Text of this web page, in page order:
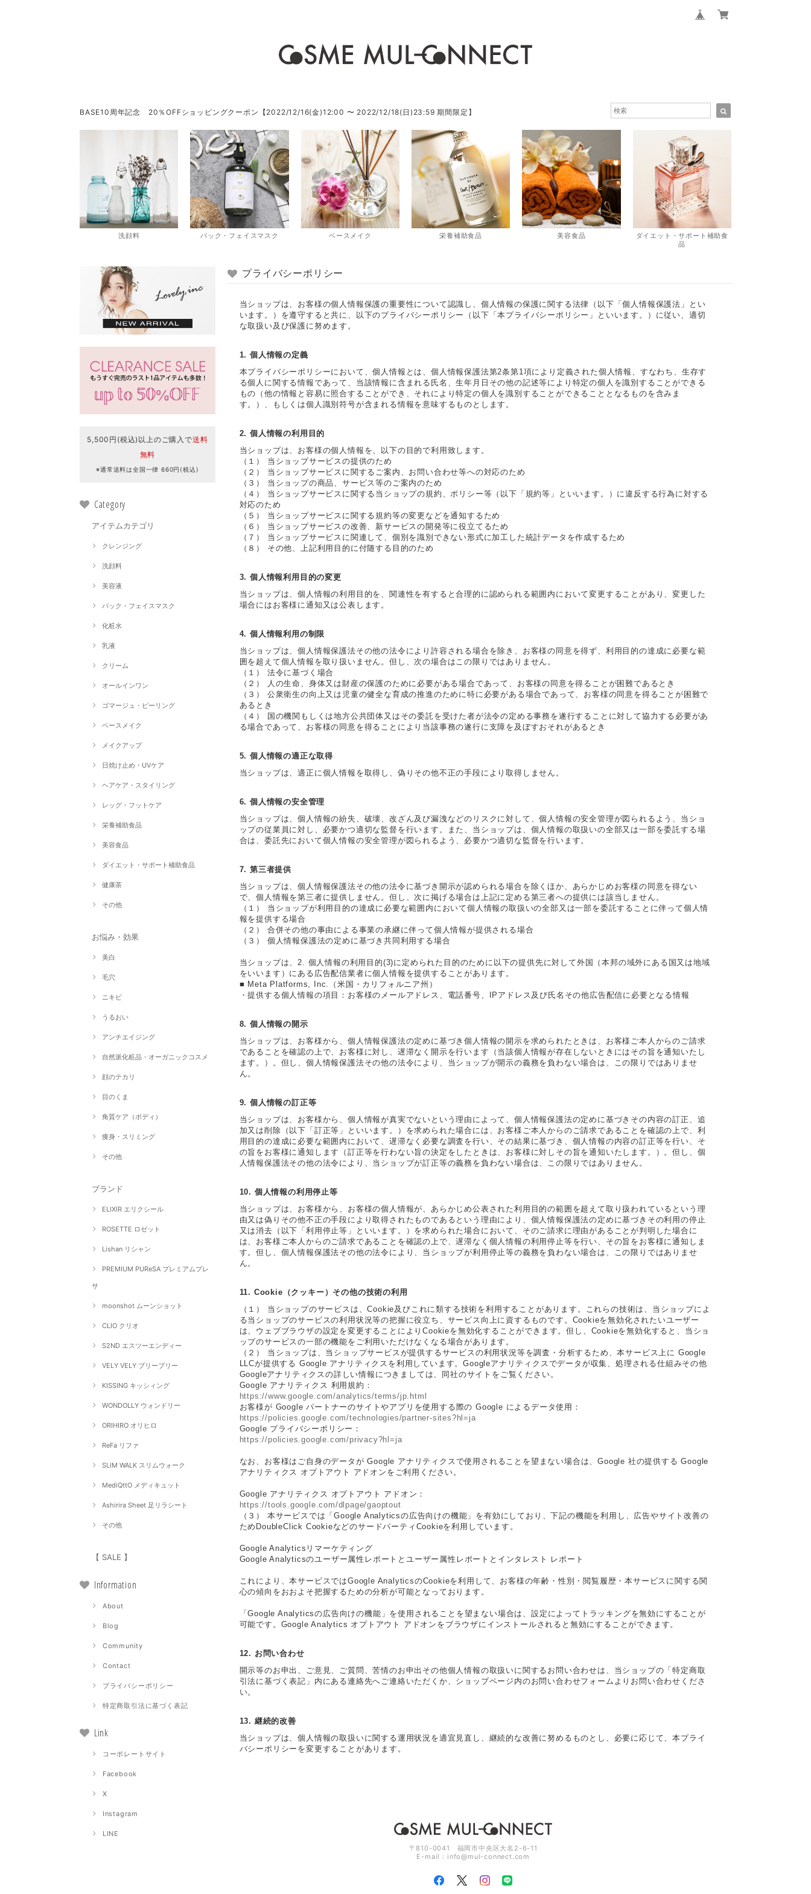
BASE10周年記念 20％OFFショッピングクーポン【2022/12/16(金)12:00 〜 2022/12/18(日)23:59 期間限定】
洗顔料 パック・フェイスマスク ベースメイク 栄養補助食品 美容食品
ダイエット・サポート補助食
品
5,500円(税込)以上のご購入で送料
無料
※通常送料は全国一律 660円(税込)
Category
アイテムカテゴリ
クレンジング
洗顔料
美容液
パック・フェイスマスク
化粧水
乳液
クリーム
オールインワン
ゴマージュ・ピーリング
ベースメイク
メイクアップ
日焼け止め・UVケア
ヘアケア・スタイリング
レッグ・フットケア
栄養補助食品
美容食品
ダイエット・サポート補助食品
健康茶
その他
お悩み・効果
美白
毛穴
ニキビ
うるおい
アンチエイジング
自然派化粧品・オーガニックコスメ
顔のテカリ
目のくま
角質ケア（ボディ）
痩身・スリミング
その他
ブランド
ELIXIR エリクシール
ROSETTE ロゼット
Lishan リシャン
PREMIUM PUReSA プレミアムプレ
サ
moonshot ムーンショット
CLIO クリオ
S2ND エスツーエンディー
VELY VELY ブリーブリー
KISSING キッシィング
WONDOLLY ウォンドリー
ORIHIRO オリヒロ
ReFa リファ
SLIM WALK スリムウォーク
MediQttO メディキュット
Ashirira Sheet 足リラシート
その他
【 SALE 】
Information
About
Blog
Community
Contact
プライバシーポリシー
特定商取引法に基づく表記
Link
コーポレートサイト
Facebook
X
Instagram
LINE
プライバシーポリシー
当ショップは、お客様の個人情報保護の重要性について認識し、個人情報の保護に関する法律（以下「個人情報保護法」とい
います。）を遵守すると共に、以下のプライバシーポリシー（以下「本プライバシーポリシー」といいます。）に従い、適切
な取扱い及び保護に努めます。
1. 個人情報の定義
本プライバシーポリシーにおいて、個人情報とは、個人情報保護法第2条第1項により定義された個人情報、すなわち、生存す
る個人に関する情報であって、当該情報に含まれる氏名、生年月日その他の記述等により特定の個人を識別することができる
もの（他の情報と容易に照合することができ、それにより特定の個人を識別することができることとなるものを含みま
す。）、もしくは個人識別符号が含まれる情報を意味するものとします。
2. 個人情報の利用目的
当ショップは、お客様の個人情報を、以下の目的で利用致します。
（１） 当ショップサービスの提供のため
（２） 当ショップサービスに関するご案内、お問い合わせ等への対応のため
（３） 当ショップの商品、サービス等のご案内のため
（４） 当ショップサービスに関する当ショップの規約、ポリシー等（以下「規約等」といいます。）に違反する行為に対する
対応のため
（５） 当ショップサービスに関する規約等の変更などを通知するため
（６） 当ショップサービスの改善、新サービスの開発等に役立てるため
（７） 当ショップサービスに関連して、個別を識別できない形式に加工した統計データを作成するため
（８） その他、上記利用目的に付随する目的のため
3. 個人情報利用目的の変更
当ショップは、個人情報の利用目的を、関連性を有すると合理的に認められる範囲内において変更することがあり、変更した
場合にはお客様に通知又は公表します。
4. 個人情報利用の制限
当ショップは、個人情報保護法その他の法令により許容される場合を除き、お客様の同意を得ず、利用目的の達成に必要な範
囲を超えて個人情報を取り扱いません。但し、次の場合はこの限りではありません。
（１） 法令に基づく場合
（２） 人の生命、身体又は財産の保護のために必要がある場合であって、お客様の同意を得ることが困難であるとき
（３） 公衆衛生の向上又は児童の健全な育成の推進のために特に必要がある場合であって、お客様の同意を得ることが困難で
あるとき
（４） 国の機関もしくは地方公共団体又はその委託を受けた者が法令の定める事務を遂行することに対して協力する必要があ
る場合であって、お客様の同意を得ることにより当該事務の遂行に支障を及ぼすおそれがあるとき
5. 個人情報の適正な取得
当ショップは、適正に個人情報を取得し、偽りその他不正の手段により取得しません。
6. 個人情報の安全管理
当ショップは、個人情報の紛失、破壊、改ざん及び漏洩などのリスクに対して、個人情報の安全管理が図られるよう、当ショ
ップの従業員に対し、必要かつ適切な監督を行います。また、当ショップは、個人情報の取扱いの全部又は一部を委託する場
合は、委託先において個人情報の安全管理が図られるよう、必要かつ適切な監督を行います。
7. 第三者提供
当ショップは、個人情報保護法その他の法令に基づき開示が認められる場合を除くほか、あらかじめお客様の同意を得ない
で、個人情報を第三者に提供しません。但し、次に掲げる場合は上記に定める第三者への提供には該当しません。
（１） 当ショップが利用目的の達成に必要な範囲内において個人情報の取扱いの全部又は一部を委託することに伴って個人情
報を提供する場合
（２） 合併その他の事由による事業の承継に伴って個人情報が提供される場合
（３） 個人情報保護法の定めに基づき共同利用する場合
当ショップは、2. 個人情報の利用目的(3)に定められた目的のために以下の提供先に対して外国（本邦の域外にある国又は地域
をいいます）にある広告配信業者に個人情報を提供することがあります。
■ Meta Platforms, Inc.（米国・カリフォルニア州）
・提供する個人情報の項目：お客様のメールアドレス、電話番号、IPアドレス及び氏名その他広告配信に必要となる情報
8. 個人情報の開示
当ショップは、お客様から、個人情報保護法の定めに基づき個人情報の開示を求められたときは、お客様ご本人からのご請求
であることを確認の上で、お客様に対し、遅滞なく開示を行います（当該個人情報が存在しないときにはその旨を通知いたし
ます。）。但し、個人情報保護法その他の法令により、当ショップが開示の義務を負わない場合は、この限りではありませ
ん。
9. 個人情報の訂正等
当ショップは、お客様から、個人情報が真実でないという理由によって、個人情報保護法の定めに基づきその内容の訂正、追
加又は削除（以下「訂正等」といいます。）を求められた場合には、お客様ご本人からのご請求であることを確認の上で、利
用目的の達成に必要な範囲内において、遅滞なく必要な調査を行い、その結果に基づき、個人情報の内容の訂正等を行い、そ
の旨をお客様に通知します（訂正等を行わない旨の決定をしたときは、お客様に対しその旨を通知いたします。）。但し、個
人情報保護法その他の法令により、当ショップが訂正等の義務を負わない場合は、この限りではありません。
10. 個人情報の利用停止等
当ショップは、お客様から、お客様の個人情報が、あらかじめ公表された利用目的の範囲を超えて取り扱われているという理
由又は偽りその他不正の手段により取得されたものであるという理由により、個人情報保護法の定めに基づきその利用の停止
又は消去（以下「利用停止等」といいます。）を求められた場合において、そのご請求に理由があることが判明した場合に
は、お客様ご本人からのご請求であることを確認の上で、遅滞なく個人情報の利用停止等を行い、その旨をお客様に通知しま
す。但し、個人情報保護法その他の法令により、当ショップが利用停止等の義務を負わない場合は、この限りではありませ
ん。
11. Cookie（クッキー）その他の技術の利用
（１） 当ショップのサービスは、Cookie及びこれに類する技術を利用することがあります。これらの技術は、当ショップによ
る当ショップのサービスの利用状況等の把握に役立ち、サービス向上に資するものです。Cookieを無効化されたいユーザー
は、ウェブブラウザの設定を変更することによりCookieを無効化することができます。但し、Cookieを無効化すると、当ショ
ップのサービスの一部の機能をご利用いただけなくなる場合があります。
（２） 当ショップは、当ショップサービスが提供するサービスの利用状況等を調査・分析するため、本サービス上に Google
LLCが提供する Google アナリティクスを利用しています。Googleアナリティクスでデータが収集、処理される仕組みその他
Googleアナリティクスの詳しい情報につきましては、同社のサイトをご覧ください。
Google アナリティクス 利用規約：
https://www.google.com/analytics/terms/jp.html
お客様が Google パートナーのサイトやアプリを使用する際の Google によるデータ使用：
https://policies.google.com/technologies/partner-sites?hl=ja
Google プライバシーポリシー：
https://policies.google.com/privacy?hl=ja
なお、お客様はご自身のデータが Google アナリティクスで使用されることを望まない場合は、Google 社の提供する Google
アナリティクス オプトアウト アドオンをご利用ください。
Google アナリティクス オプトアウト アドオン：
https://tools.google.com/dlpage/gaoptout
（３） 本サービスでは「Google Analyticsの広告向けの機能」を有効にしており、下記の機能を利用し、広告やサイト改善の
ためDoubleClick CookieなどのサードパーティCookieを利用しています。
Google Analyticsリマーケティング
Google Analyticsのユーザー属性レポートとユーザー属性レポートとインタレスト レポート
これにより、本サービスではGoogle AnalyticsのCookieを利用して、お客様の年齢・性別・閲覧履歴・本サービスに関する関
心の傾向をおおよそ把握するための分析が可能となっております。
「Google Analyticsの広告向けの機能」を使用されることを望まない場合は、設定によってトラッキングを無効にすることが
可能です。Google Analytics オプトアウト アドオンをブラウザにインストールされると無効にすることができます。
12. お問い合わせ
開示等のお申出、ご意見、ご質問、苦情のお申出その他個人情報の取扱いに関するお問い合わせは、当ショップの「特定商取
引法に基づく表記」内にある連絡先へご連絡いただくか、ショップページ内のお問い合わせフォームよりお問い合わせくださ
い。
13. 継続的改善
当ショップは、個人情報の取扱いに関する運用状況を適宜見直し、継続的な改善に努めるものとし、必要に応じて、本プライ
バシーポリシーを変更することがあります。
〒810-0041 福岡市中央区大名2-6-11
E-mail： info@mul-connect.com